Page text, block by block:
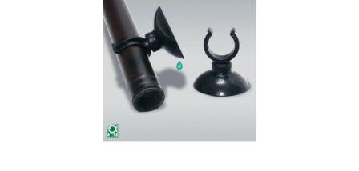
KRMIVÁ A VITAMÍNY